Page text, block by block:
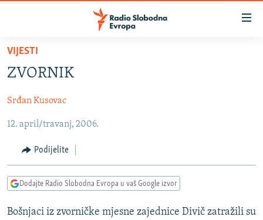
Pređite
glavni
Pređite
na
navigaciju
Pređite
na
pretragu
SRBIJA
KOSOVO
CRNA GORA
VIZUELNO
VIDEO
FOTOGALERIJE
PODCASTI
RAT U UKRAJINI
VIJESTI
ZVORNIK
Srđan Kusovac
12. april/travanj, 2006.
Podijelite
Dodajte Radio Slobodna Evropa u vaš Google izvor
Bošnjaci iz zvorničke mjesne zajednice Divič zatražili su